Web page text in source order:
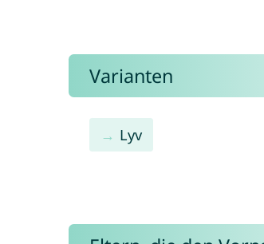
Varianten
Lyv